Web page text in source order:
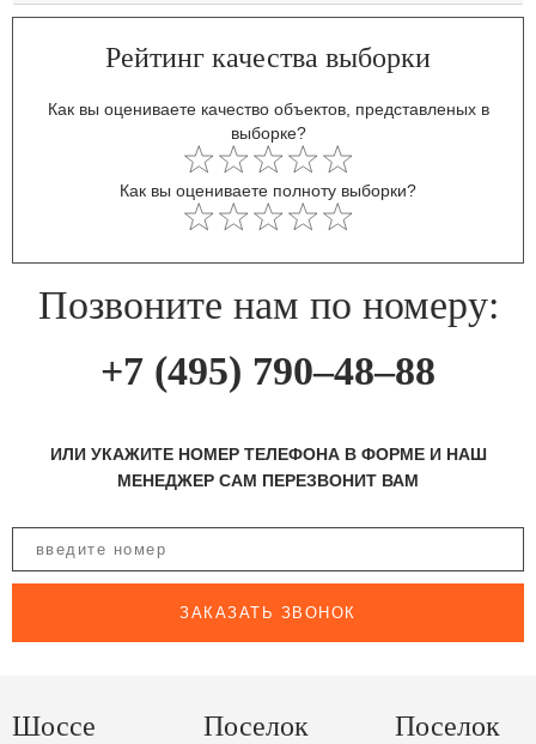
Рейтинг качества выборки
Как вы оцениваете качество объектов, представленых в
выборке?
Как вы оцениваете полноту выборки?
Позвоните нам по номеру:
+7 (495) 790–48–88
ИЛИ УКАЖИТЕ НОМЕР ТЕЛЕФОНА В ФОРМЕ И НАШ
МЕНЕДЖЕР САМ ПЕРЕЗВОНИТ ВАМ
ЗАКАЗАТЬ ЗВОНОК
Шоссе Поселок Поселок